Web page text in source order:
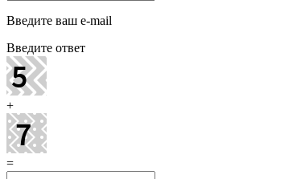
Введите ваш e-mail
Введите ответ
+
=